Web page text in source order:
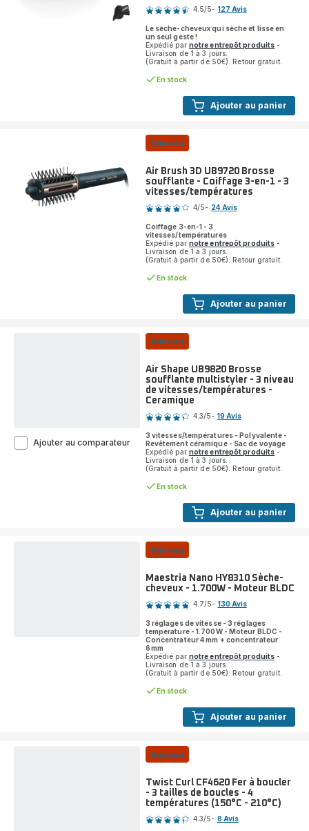
Ajouter au panier
4.5/5- 127 Avis
Le sèche-cheveux qui sèche et lisse en
un seul geste !
Expédié par notre entrepôt produits -
Livraison de 1 à 3 jours.
(Gratuit à partir de 50€). Retour gratuit.
En stock
Ajouter au panier
Nouveau
Air Brush 3D UB9720 Brosse
soufflante - Coiffage 3-en-1 - 3
vitesses/températures
Note
4
étoiles
(moyenne)
4/5- 24 Avis
Coiffage 3-en-1 - 3
vitesses/températures
Expédié par notre entrepôt produits -
Livraison de 1 à 3 jours.
(Gratuit à partir de 50€). Retour gratuit.
En stock
Ajouter au panier
Nouveau
Air Shape UB9820 Brosse
soufflante multistyler - 3 niveau
de vitesses/températures -
Ceramique
Note
4.3/5- 19 Avis
3 vitesses/températures - Polyvalente -
Revêtement céramique - Sac de voyage
Expédié par notre entrepôt produits -
Livraison de 1 à 3 jours.
(Gratuit à partir de 50€). Retour gratuit.
En stock
Ajouter au comparateurAir
Shape
UB9820
Brosse
soufflante
vitesses/températures
Ceramique
Ajouter au panier
Nouveau
Maestria Nano HY8310 Sèche-
cheveux - 1.700W - Moteur BLDC
Note
4.7/5- 130 Avis
3 réglages de vitesse - 3 réglages
température - 1.700W - Moteur BLDC -
Concentrateur 4 mm + concentrateur
6 mm
Expédié par notre entrepôt produits -
Livraison de 1 à 3 jours.
(Gratuit à partir de 50€). Retour gratuit.
En stock
Nouveau
Twist Curl CF4620 Fer à boucler
- 3 tailles de boucles - 4
températures (150°C - 210°C)
Note
4.3/5- 8 Avis